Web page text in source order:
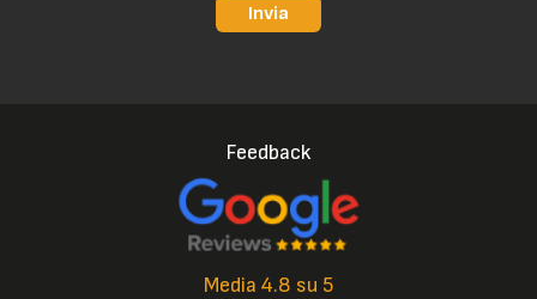
Invia
Feedback
Media 4.8 su 5